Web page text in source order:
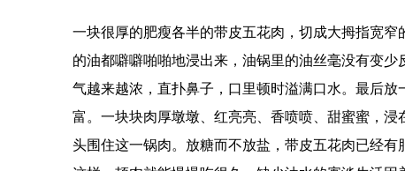
一块很厚的肥瘦各半的带皮五花肉，切成大拇指宽
的油都噼噼啪啪地浸出来，油锅里的油丝毫没有变
气越来越浓，直扑鼻子，口里顿时溢满口水。最后
富。一块块肉厚墩墩、红亮亮、香喷喷、甜蜜蜜，
头围住这一锅肉。放糖而不放盐，带皮五花肉已经